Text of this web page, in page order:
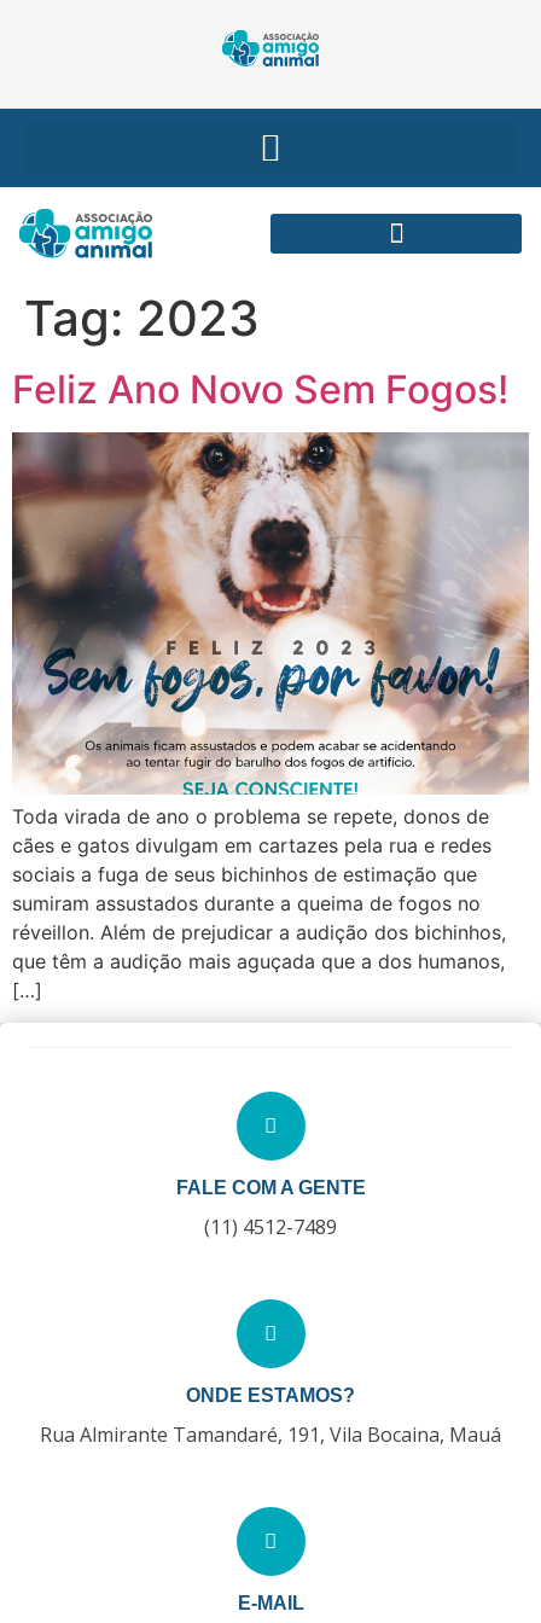
Tag: 2023
Feliz Ano Novo Sem Fogos!
Toda virada de ano o problema se repete, donos de
cães e gatos divulgam em cartazes pela rua e redes
sociais a fuga de seus bichinhos de estimação que
sumiram assustados durante a queima de fogos no
réveillon. Além de prejudicar a audição dos bichinhos,
que têm a audição mais aguçada que a dos humanos,
[…]
FALE COM A GENTE
(11) 4512-7489
ONDE ESTAMOS?
Rua Almirante Tamandaré, 191, Vila Bocaina, Mauá
E-MAIL